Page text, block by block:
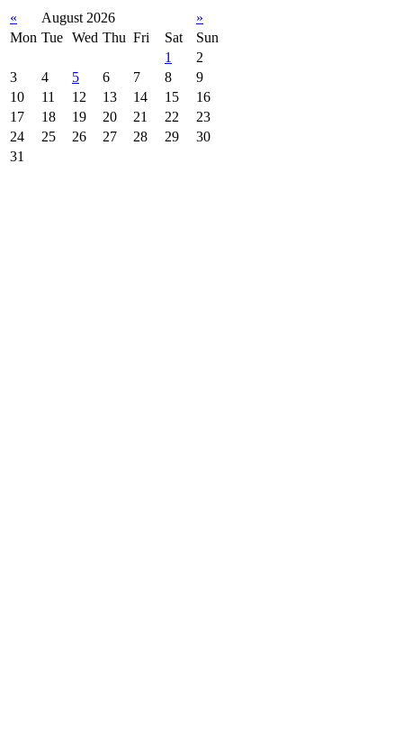
« August 2026
»
Mon Tue Wed Thu Fri Sat
Sun
1
2
3
4 5 6 7 8
9
10
11 12 13 14 15
16
17
18 19 20 21 22
23
24
25 26 27 28 29
30
31